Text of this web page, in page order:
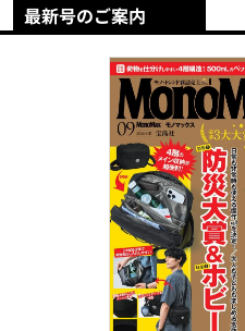
最新号のご案内